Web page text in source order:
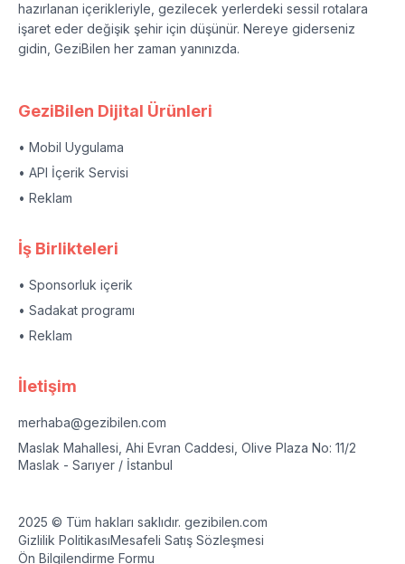
hazırlanan içerikleriyle, gezilecek yerlerdeki sessil rotalara
işaret eder değişik şehir için düşünür. Nereye giderseniz
gidin, GeziBilen her zaman yanınızda.
GeziBilen Dijital Ürünleri
• Mobil Uygulama
• API İçerik Servisi
• Reklam
İş Birlikteleri
• Sponsorluk içerik
• Sadakat programı
• Reklam
İletişim
merhaba@gezibilen.com
Maslak Mahallesi, Ahi Evran Caddesi, Olive Plaza No: 11/2
Maslak - Sarıyer / İstanbul
2025 © Tüm hakları saklıdır. gezibilen.com
Gizlilik PolitikasıMesafeli Satış Sözleşmesi
Ön Bilgilendirme Formu